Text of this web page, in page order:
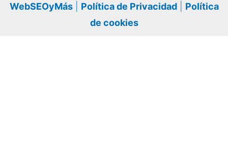
WebSEOyMás| Política de Privacidad| Política
de cookies